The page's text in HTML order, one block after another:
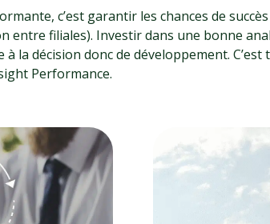
c’est garantir les chances de
entre filiales). Investir dans une bonne
à la décision donc de développement.
Performance.